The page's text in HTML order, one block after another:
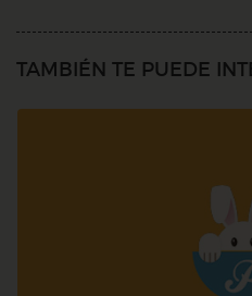
TAMBIÉN TE PUEDE